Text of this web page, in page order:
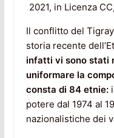
2021, in Licenza
Il conflitto del
storia recente
infatti vi sono stati
uniformare la
consta di 84 etnie:
potere dal 1974 al
nazionalistiche dei